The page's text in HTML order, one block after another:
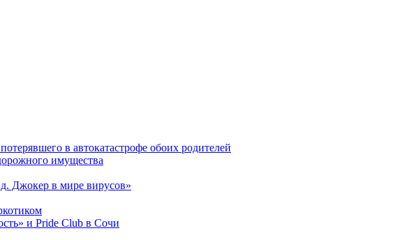
в автокатастрофе обоих родителей
имущества
Джокер в мире вирусов»
и Pride Club в Сочи